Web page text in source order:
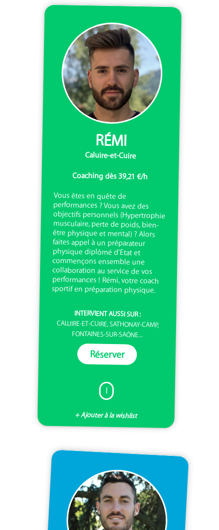
RÉMI
Caluire-et-Cuire
Coaching dès 39,21 €/h
Vous êtes en quête de
performances ? Vous avez des
objectifs personnels (Hypertrophie
musculaire, perte de poids, bien-
être physique et mental) ? Alors
faites appel à un préparateur
physique diplômé d'Etat et
commençons ensemble une
collaboration au service de vos
performances ! Rémi, votre coach
sportif en préparation physique.
INTERVIENT AUSSI SUR :
CALUIRE-ET-CUIRE, SATHONAY-CAMP,
FONTAINES-SUR-SAÔNE...
Réserver
I
+ Ajouter à la wishlist